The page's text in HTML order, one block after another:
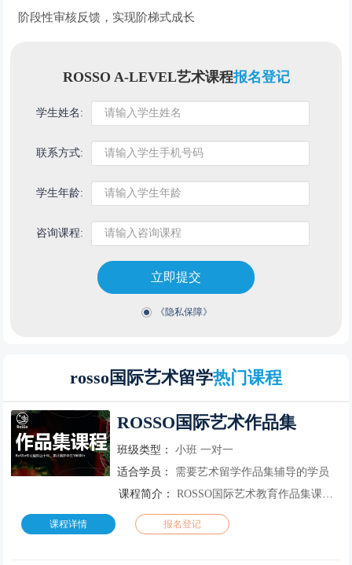
阶段性审核反馈，实现阶梯式成长
ROSSO A-LEVEL艺术课程报名登记
学生姓名:
联系方式:
学生年龄:
咨询课程:
立即提交
《隐私保障》
rosso国际艺术留学热门课程
ROSSO国际艺术作品集
班级类型： 小班 一对一
适合学员：
需要艺术留学作品集辅导的学员
课程简介：
ROSSO国际艺术教育作品集课程针对已具备基础课能力的学生，结合其所申请专业及报考学校的特定要求，由多名艺术院校导师（一位主课导师，以及辅助教学导师团队）共同为其量身制定满足申请要求的作品集产出（一般...
课程详情 报名登记